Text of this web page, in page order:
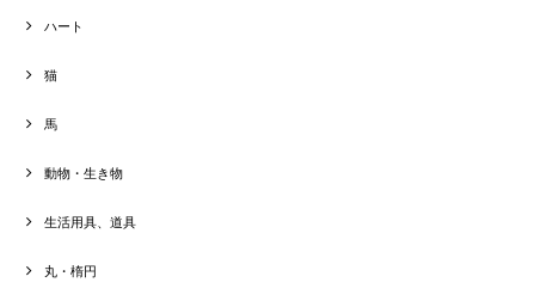
ハート
猫
馬
動物・生き物
生活用具、道具
丸・楕円